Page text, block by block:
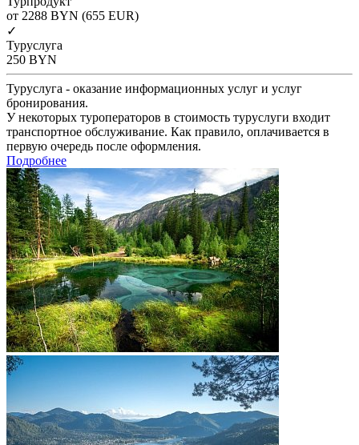
от 2288 BYN (655 EUR)
✓
Туруслуга
250 BYN
Туруслуга - оказание информационных услуг и услуг
бронирования.
У некоторых туроператоров в стоимость туруслуги входит
транспортное обслуживание. Как правило, оплачивается в
первую очередь после оформления.
Подробнее